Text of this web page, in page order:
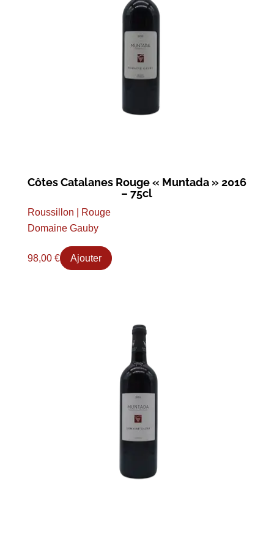
Côtes Catalanes Rouge « Muntada » 2016
– 75cl
Roussillon | Rouge
Domaine Gauby
98,00 € Ajouter